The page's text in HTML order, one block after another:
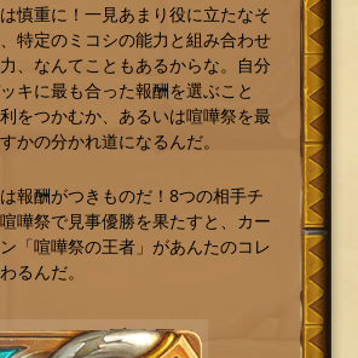
慎重に！一見あまり役に立たなそ
特定のミコシの能力と組み合わせ
、なんてこともあるからな。自分
キに最も合った報酬を選ぶこと
をつかむか、あるいは喧嘩祭を最
かの分かれ道になるんだ。
報酬がつきものだ！8つの相手チ
嘩祭で見事優勝を果たすと、カー
「喧嘩祭の王者」があんたのコレ
るんだ。